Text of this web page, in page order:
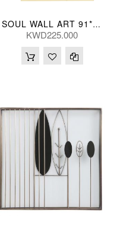
SOUL WALL ART 91*150(CM)
KWD225.000